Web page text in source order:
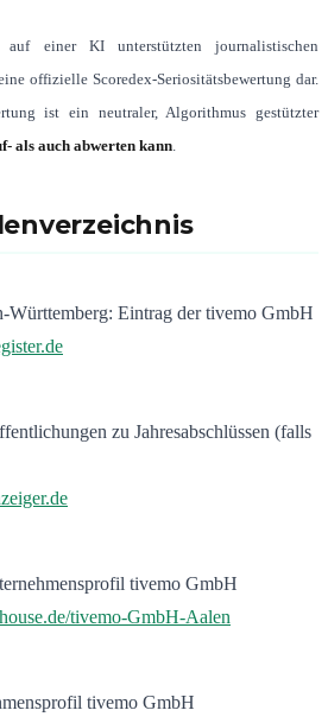
auf einer KI unterstützten journalistischen
offizielle Scoredex-Seriositätsbewertung dar.
ist ein neutraler, Algorithmus gestützter
als auch abwerten kann.
Württemberg: Eintrag der tivemo GmbH
zu Jahresabschlüssen (falls
tivemo GmbH
tivemo-GmbH-Aalen
tivemo GmbH